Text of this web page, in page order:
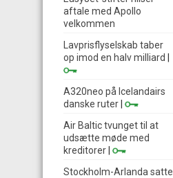
aftale med Apollo
velkommen
Lavprisflyselskab taber
op imod en halv milliard
A320neo på Icelandairs
danske ruter
Air Baltic tvunget til at
udsætte møde med
kreditorer
Stockholm-Arlanda satte